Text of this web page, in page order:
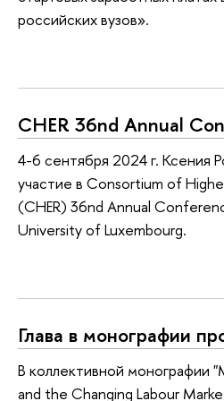
российских вузов».
CHER 36nd Annual
4-6 сентября 2024 г. Ксения
участие в Consortium of
(CHER) 36nd Annual
University of Luxembourg.
Глава в монографии
В коллективной монографии
and the Changing Labour